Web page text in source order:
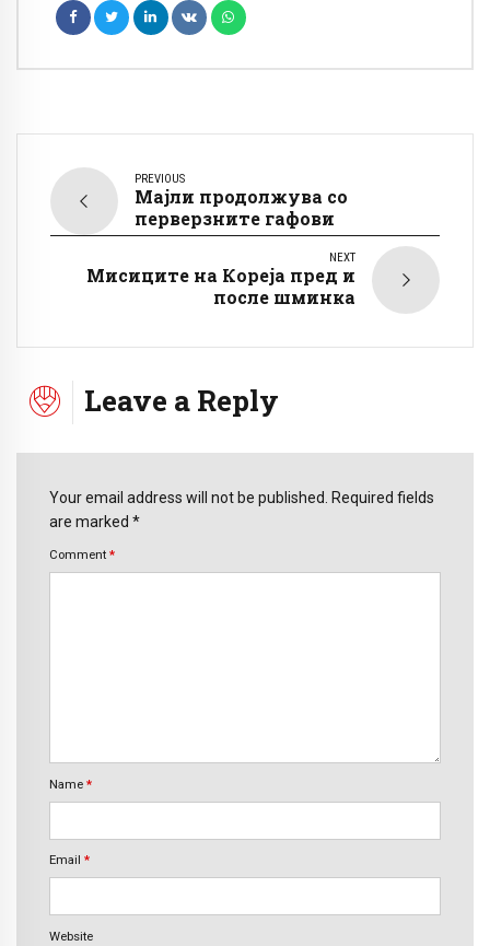
PREVIOUS
Мајли продолжува со
перверзните гафови
NEXT
Мисиците на Кореја пред и
после шминка
Leave a Reply
Your email address will not be published. Required fields
are marked *
Comment *
Name *
Email *
Website